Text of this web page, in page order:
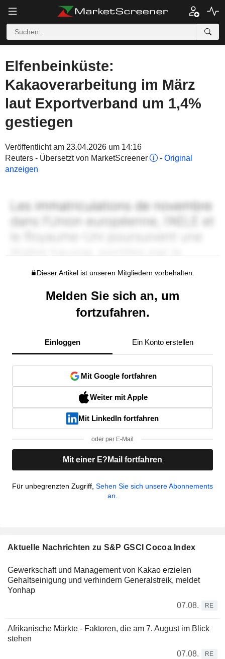
Elfenbeinküste:
Kakaoverarbeitung im März
laut Exportverband um 1,4%
gestiegen
Veröffentlicht am 23.04.2026 um 14:16
Reuters - Übersetzt von MarketScreener
- Original
anzeigen
Dieser Artikel ist unseren Mitgliedern vorbehalten.
Melden Sie sich an, um
fortzufahren.
Einloggen Ein Konto erstellen
Mit Google fortfahren
Weiter mit Apple
Mit LinkedIn fortfahren
oder per E-Mail
Mit einer E?Mail fortfahren
Für unbegrenzten Zugriff, Sehen Sie sich unsere Abonnements
an.
Aktuelle Nachrichten zu S&P GSCI Cocoa Index
Gewerkschaft und Management von Kakao erzielen
Gehaltseinigung und verhindern Generalstreik, meldet
Yonhap
07.08.
RE
Afrikanische Märkte - Faktoren, die am 7. August im Blick
stehen
07.08.
RE